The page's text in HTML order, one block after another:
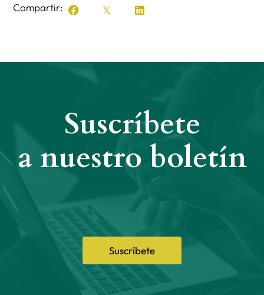
Compartir:
Suscríbete
Suscríbete
a nuestro boletín